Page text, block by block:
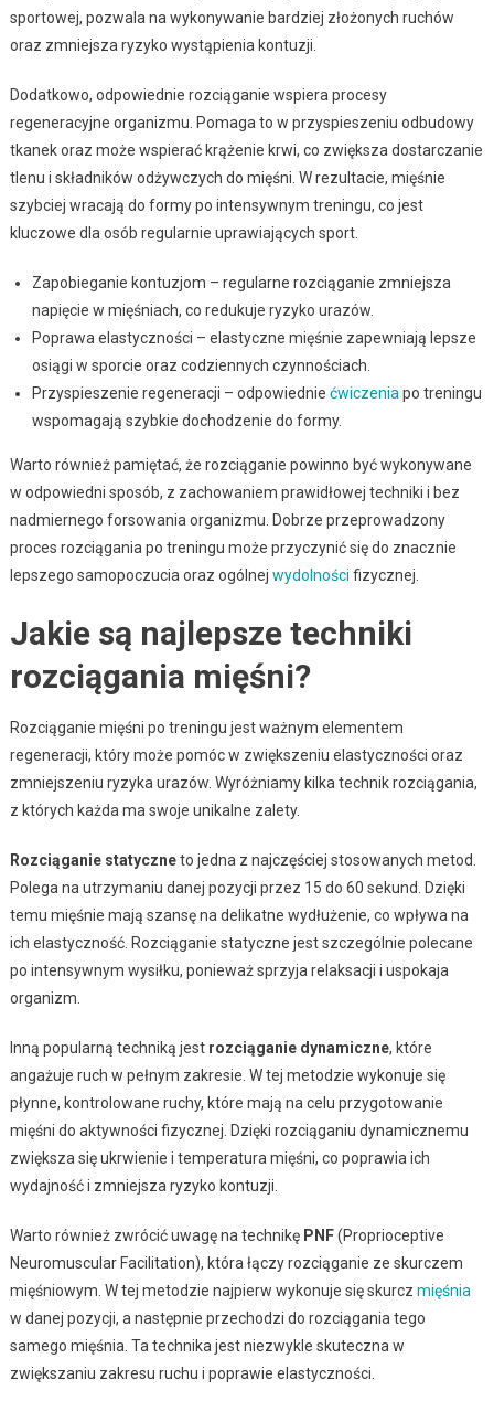
sportowej, pozwala na wykonywanie bardziej złożonych ruchów
oraz zmniejsza ryzyko wystąpienia kontuzji.
Dodatkowo, odpowiednie rozciąganie wspiera procesy
regeneracyjne organizmu. Pomaga to w przyspieszeniu odbudowy
tkanek oraz może wspierać krążenie krwi, co zwiększa dostarczanie
tlenu i składników odżywczych do mięśni. W rezultacie, mięśnie
szybciej wracają do formy po intensywnym treningu, co jest
kluczowe dla osób regularnie uprawiających sport.
Zapobieganie kontuzjom – regularne rozciąganie zmniejsza
napięcie w mięśniach, co redukuje ryzyko urazów.
Poprawa elastyczności – elastyczne mięśnie zapewniają lepsze
osiągi w sporcie oraz codziennych czynnościach.
Przyspieszenie regeneracji – odpowiednie ćwiczenia po treningu
wspomagają szybkie dochodzenie do formy.
Warto również pamiętać, że rozciąganie powinno być wykonywane
w odpowiedni sposób, z zachowaniem prawidłowej techniki i bez
nadmiernego forsowania organizmu. Dobrze przeprowadzony
proces rozciągania po treningu może przyczynić się do znacznie
lepszego samopoczucia oraz ogólnej wydolności fizycznej.
Jakie są najlepsze techniki
rozciągania mięśni?
Rozciąganie mięśni po treningu jest ważnym elementem
regeneracji, który może pomóc w zwiększeniu elastyczności oraz
zmniejszeniu ryzyka urazów. Wyróżniamy kilka technik rozciągania,
z których każda ma swoje unikalne zalety.
Rozciąganie statyczneto jedna z najczęściej stosowanych metod.
Polega na utrzymaniu danej pozycji przez 15 do 60 sekund. Dzięki
temu mięśnie mają szansę na delikatne wydłużenie, co wpływa na
ich elastyczność. Rozciąganie statyczne jest szczególnie polecane
po intensywnym wysiłku, ponieważ sprzyja relaksacji i uspokaja
organizm.
Inną popularną techniką jest rozciąganie dynamiczne, które
angażuje ruch w pełnym zakresie. W tej metodzie wykonuje się
płynne, kontrolowane ruchy, które mają na celu przygotowanie
mięśni do aktywności fizycznej. Dzięki rozciąganiu dynamicznemu
zwiększa się ukrwienie i temperatura mięśni, co poprawia ich
wydajność i zmniejsza ryzyko kontuzji.
Warto również zwrócić uwagę na technikę PNF(Proprioceptive
Neuromuscular Facilitation), która łączy rozciąganie ze skurczem
mięśniowym. W tej metodzie najpierw wykonuje się skurcz mięśnia
w danej pozycji, a następnie przechodzi do rozciągania tego
samego mięśnia. Ta technika jest niezwykle skuteczna w
zwiększaniu zakresu ruchu i poprawie elastyczności.